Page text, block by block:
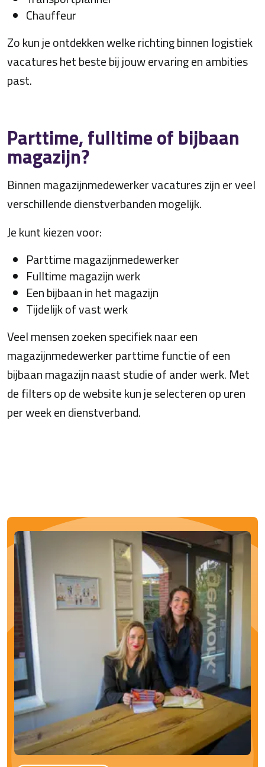
Chauffeur
Zo kun je ontdekken welke richting binnen logistiek
vacatures het beste bij jouw ervaring en ambities
past.
Parttime, fulltime of bijbaan
magazijn?
Binnen magazijnmedewerker vacatures zijn er veel
verschillende dienstverbanden mogelijk.
Je kunt kiezen voor:
Parttime magazijnmedewerker
Fulltime magazijn werk
Een bijbaan in het magazijn
Tijdelijk of vast werk
Veel mensen zoeken specifiek naar een
magazijnmedewerker parttime functie of een
bijbaan magazijn naast studie of ander werk. Met
de filters op de website kun je selecteren op uren
per week en dienstverband.